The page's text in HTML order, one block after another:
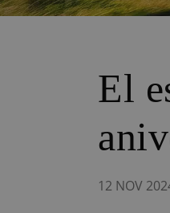
El
12 NOV